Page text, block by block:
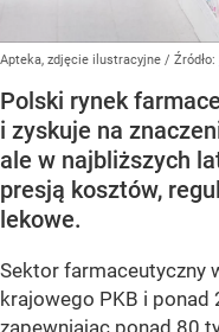
Apteka, zdjęcie ilustracyjne / Źródło:
Polski rynek
i zyskuje na
ale w najbliższych
presją kosztów,
lekowe.
Sektor farmaceutyczny
krajowego PKB i ponad
zapewniając ponad 80